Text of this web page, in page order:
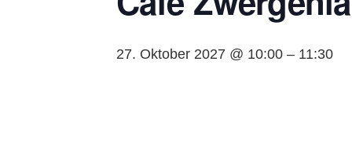
27. Oktober 2027 @ 10:00 – 11:30